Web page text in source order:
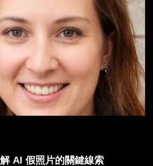
AI 假照片的關鍵線索